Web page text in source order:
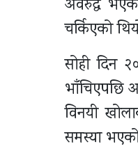
अवरुद्ध
चर्किएको
सोही दिन
भाँचिएपछि
विनयी
समस्या